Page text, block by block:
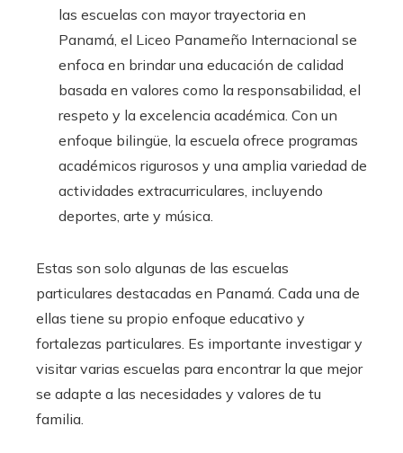
las escuelas con mayor trayectoria en
Panamá, el Liceo Panameño Internacional se
enfoca en brindar una educación de calidad
basada en valores como la responsabilidad, el
respeto y la excelencia académica. Con un
enfoque bilingüe, la escuela ofrece programas
académicos rigurosos y una amplia variedad de
actividades extracurriculares, incluyendo
deportes, arte y música.
Estas son solo algunas de las escuelas
particulares destacadas en Panamá. Cada una de
ellas tiene su propio enfoque educativo y
fortalezas particulares. Es importante investigar y
visitar varias escuelas para encontrar la que mejor
se adapte a las necesidades y valores de tu
familia.